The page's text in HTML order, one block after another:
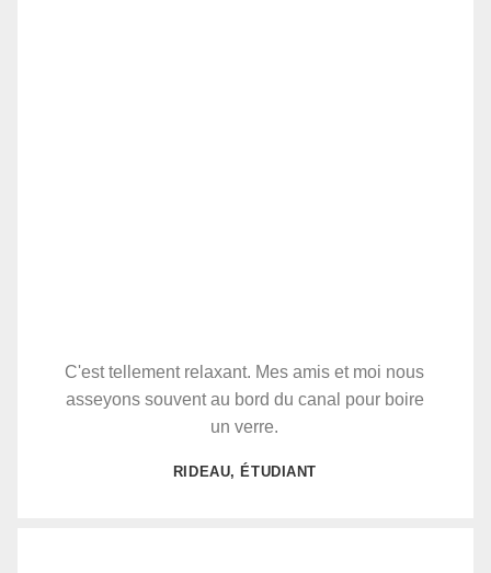
C'est tellement relaxant. Mes amis et moi nous
asseyons souvent au bord du canal pour boire
un verre.
RIDEAU, ÉTUDIANT